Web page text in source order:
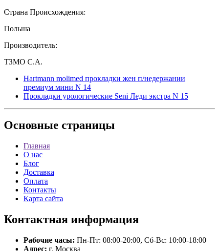
Страна Происхождения:
Польша
Производитель:
ТЗМО С.А.
Hartmann molimed прокладки жен п/недержании
премиум мини N 14
Прокладки урологические Seni Леди экстра N 15
Основные страницы
Главная
О нас
Блог
Доставка
Оплата
Контакты
Карта сайта
Контактная информация
Рабочие часы: Пн-Пт: 08:00-20:00, Сб-Вс: 10:00-18:00
Адрес: г. Москва